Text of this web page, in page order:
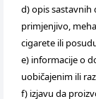
d) opis sastavnih
primjenjivo,
cigarete ili
e) informacije o
uobičajenim ili
f) izjavu da